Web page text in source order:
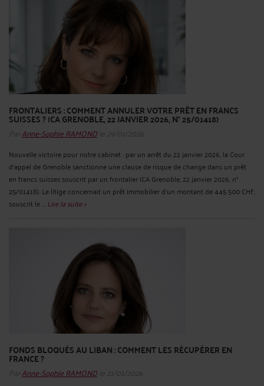
FRONTALIERS : COMMENT ANNULER VOTRE PRÊT EN FRANCS
SUISSES ? (CA GRENOBLE, 22 JANVIER 2026, N° 25/01418)
ParAnne-Sophie RAMONDle 29/01/2026
Nouvelle victoire pour notre cabinet : par un arrêt du 22 janvier 2026, la Cour
d’appel de Grenoble sanctionne une clause de risque de change dans un prêt
en francs suisses souscrit par un frontalier (CA Grenoble, 22 janvier 2026, n°
25/01418). Le litige concernait un prêt immobilier d’un montant de 445 500 CHF,
souscrit le ... Lire la suite >
FONDS BLOQUÉS AU LIBAN : COMMENT LES RÉCUPÉRER EN
FRANCE ?
ParAnne-Sophie RAMONDle 21/01/2026